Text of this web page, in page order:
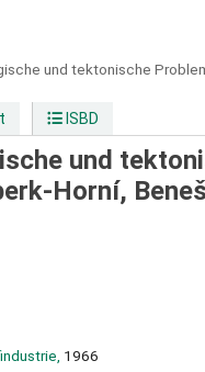
und tektonische
ISBD
und
Horní,
1966